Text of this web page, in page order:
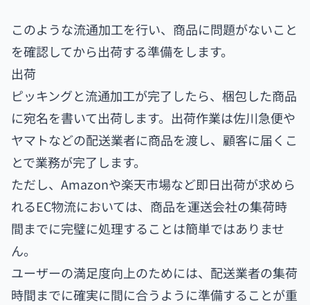
このような流通加工を行い、商品に問題がないこと
を確認してから出荷する準備をします。
出荷
ピッキングと流通加工が完了したら、梱包した商品
に宛名を書いて出荷します。出荷作業は佐川急便や
ヤマトなどの配送業者に商品を渡し、顧客に届くこ
とで業務が完了します。
ただし、Amazonや楽天市場など即日出荷が求めら
れるEC物流においては、商品を運送会社の集荷時
間までに完璧に処理することは簡単ではありませ
ん。
ユーザーの満足度向上のためには、配送業者の集荷
時間までに確実に間に合うように準備することが重